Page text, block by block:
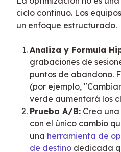
ciclo continuo. Los
un enfoque estructurado.
Analiza y Formula
grabaciones de
puntos de abandono.
(por ejemplo,
verde aumentará los
Prueba A/B: Crea
con el único cambio
una herramienta de
de destino dedicada